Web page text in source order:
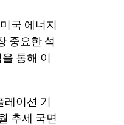
국 에너지
중요한 석
통해 이
레이션 기
추세 국면